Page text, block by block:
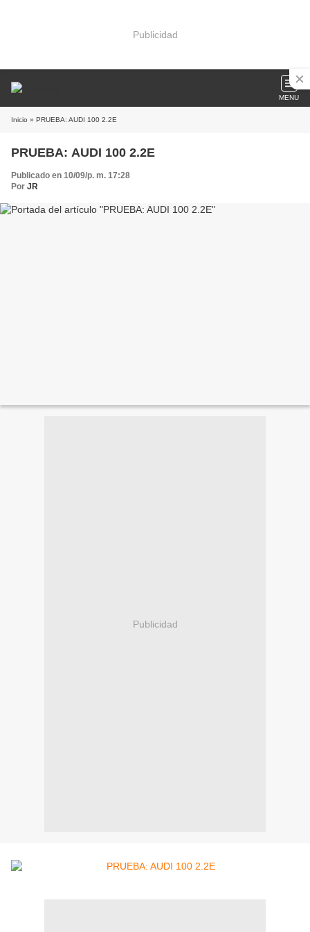
Publicidad
MENU
Inicio » PRUEBA: AUDI 100 2.2E
PRUEBA: AUDI 100 2.2E
Publicado en 10/09/p. m. 17:28
Por JR
Publicidad